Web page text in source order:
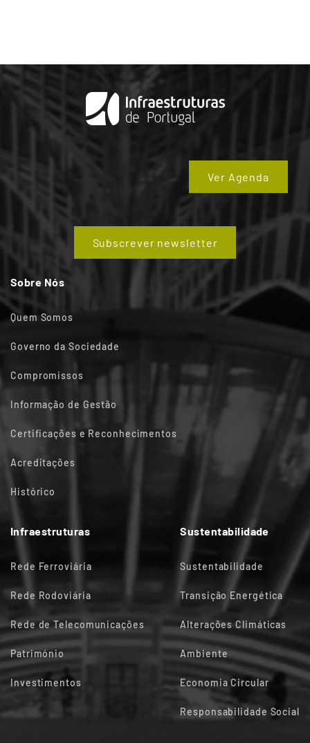
Ver Agenda
Subscrever newsletter
Sobre Nós
Quem Somos
Governo da Sociedade
Compromissos
Informação de Gestão
Certificações e Reconhecimentos
Acreditações
Histórico
Infraestruturas
Rede Ferroviária
Rede Rodoviária
Rede de Telecomunicações
Património
Investimentos
Sustentabilidade
Sustentabilidade
Transição Energética
Alterações Climáticas
Ambiente
Economia Circular
Responsabilidade Social